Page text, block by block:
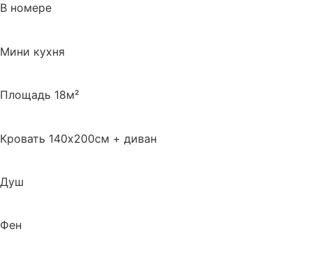
В номере
Мини кухня
Площадь 18м²
Кровать 140х200см + диван
Душ
Фен